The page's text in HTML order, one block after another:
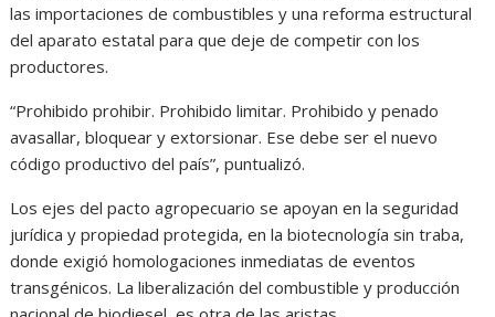
las importaciones de combustibles y una reforma estructural
del aparato estatal para que deje de competir con los
productores.
“Prohibido prohibir. Prohibido limitar. Prohibido y penado
avasallar, bloquear y extorsionar. Ese debe ser el nuevo
código productivo del país”, puntualizó.
Los ejes del pacto agropecuario se apoyan en la seguridad
jurídica y propiedad protegida, en la biotecnología sin traba,
donde exigió homologaciones inmediatas de eventos
transgénicos. La liberalización del combustible y producción